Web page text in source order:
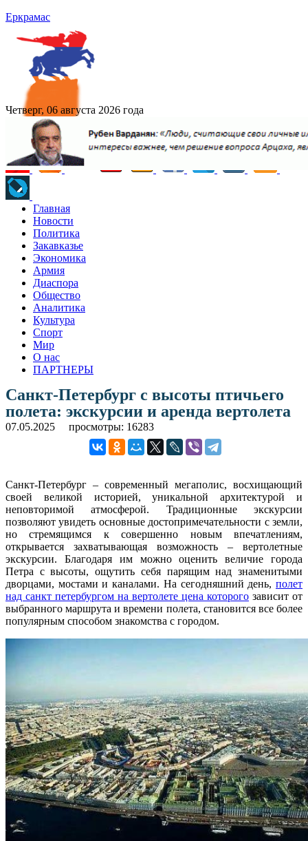
Еркрамас
Четверг, 06 августа 2026 года
Главная
Новости
Политика
Закавказье
Экономика
Армия
Диаспора
Общество
Аналитика
Культура
Спорт
Мир
О нас
ПАРТНЕРЫ
Санкт-Петербург с высоты птичьего
полета: экскурсии и аренда вертолета
07.05.2025 просмотры: 16283
Санкт-Петербург – современный мегаполис, восхищающий
своей великой историей, уникальной архитектурой и
неповторимой атмосферой. Традиционные экскурсии
позволяют увидеть основные достопримечательности с земли,
но стремящимся к совершенно новым впечатлениям,
открывается захватывающая возможность – вертолетные
экскурсии. Благодаря им можно оценить величие города
Петра с высоты, ощутить себя парящим над знаменитыми
дворцами, мостами и каналами. На сегодняшний день, полет
над санкт петербургом на вертолете цена которого зависит от
выбранного маршрута и времени полета, становится все более
популярным способом знакомства с городом.